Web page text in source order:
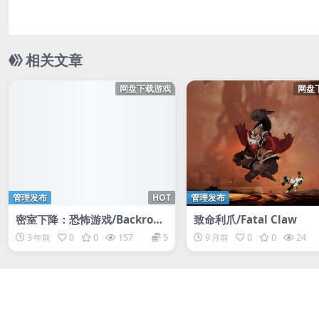
相关文章
网盘下载游戏
HOT
管理发布
密室下降：恐怖游戏/Backroo
ms Descent: Horror Game
3 年前 0 0 157 5
网盘
管理发布
致命利爪/Fatal Claw
9 月前 0 0 24